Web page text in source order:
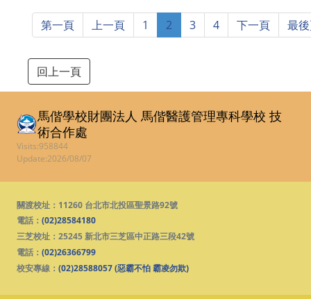
第一頁 上一頁 1 2 3 4 下一頁 最
回上一頁
馬偕學校財團法人 馬偕醫護管理專科學校技
術合作處
Visits:958844
Update:2026/08/07
關渡校址：11260 台北市北投區聖景路92號
電話：(02)28584180
三芝校址：25245 新北市三芝區中正路三段42號
電話：(02)26366799
校安專線：(02)28588057 (惡霸不怕 霸凌勿欺)